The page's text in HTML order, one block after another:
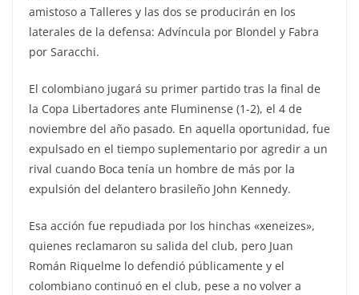
amistoso a Talleres y las dos se producirán en los
laterales de la defensa: Advíncula por Blondel y Fabra
por Saracchi.
El colombiano jugará su primer partido tras la final de
la Copa Libertadores ante Fluminense (1-2), el 4 de
noviembre del año pasado. En aquella oportunidad, fue
expulsado en el tiempo suplementario por agredir a un
rival cuando Boca tenía un hombre de más por la
expulsión del delantero brasileño John Kennedy.
Esa acción fue repudiada por los hinchas «xeneizes»,
quienes reclamaron su salida del club, pero Juan
Román Riquelme lo defendió públicamente y el
colombiano continuó en el club, pese a no volver a